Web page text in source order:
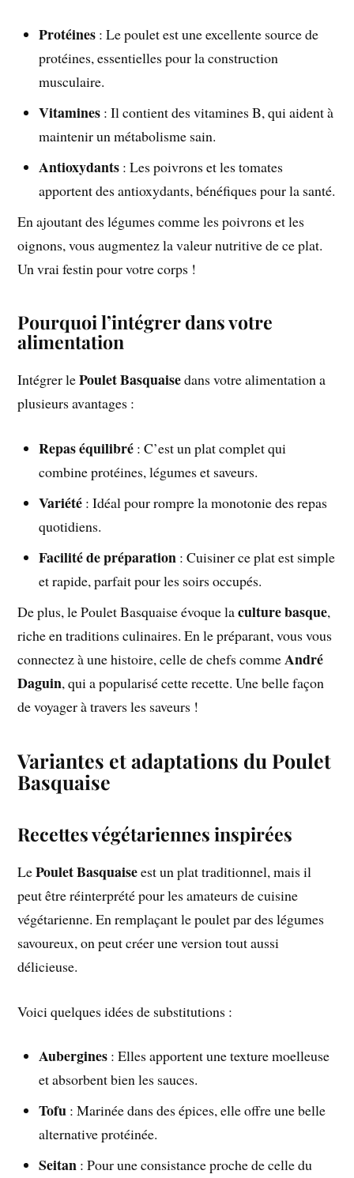
Protéines : Le poulet est une excellente source de
protéines, essentielles pour la construction
musculaire.
Vitamines : Il contient des vitamines B, qui aident à
maintenir un métabolisme sain.
Antioxydants : Les poivrons et les tomates
apportent des antioxydants, bénéfiques pour la santé.
En ajoutant des légumes comme les poivrons et les
oignons, vous augmentez la valeur nutritive de ce plat.
Un vrai festin pour votre corps !
Pourquoi l’intégrer dans votre
alimentation
Intégrer lePoulet Basquaisedans votre alimentation a
plusieurs avantages :
Repas équilibré : C’est un plat complet qui
combine protéines, légumes et saveurs.
Variété : Idéal pour rompre la monotonie des repas
quotidiens.
Facilité de préparation : Cuisiner ce plat est simple
et rapide, parfait pour les soirs occupés.
De plus, le Poulet Basquaise évoque laculture basque,
riche en traditions culinaires. En le préparant, vous vous
connectez à une histoire, celle de chefs commeAndré
Daguin, qui a popularisé cette recette. Une belle façon
de voyager à travers les saveurs !
Variantes et adaptations du Poulet
Basquaise
Recettes végétariennes inspirées
LePoulet Basquaiseest un plat traditionnel, mais il
peut être réinterprété pour les amateurs de cuisine
végétarienne. En remplaçant le poulet par des légumes
savoureux, on peut créer une version tout aussi
délicieuse.
Voici quelques idées de substitutions :
Aubergines : Elles apportent une texture moelleuse
et absorbent bien les sauces.
Tofu : Marinée dans des épices, elle offre une belle
alternative protéinée.
Seitan : Pour une consistance proche de celle du